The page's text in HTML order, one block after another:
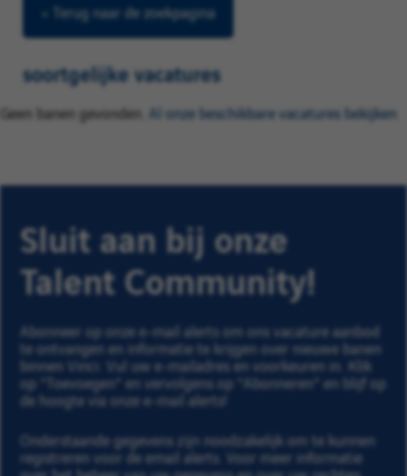
< Terug naar de zoekpagina
soortgelijke vacatures
Geen banen gevonden. Al onze beschikbare vacatures bekijken
Sluit aan bij onze
Talent Community!
Abonneer op onze e-mail alerts om ons vacature aanbod
te ontvangen en informatie te krijgen over nieuwe banen
binnen Vinci. Vul uw e-mailadres en voorkeuren in. Klik
op "Toevoegen" en vervolgens op "Abonneren" en blijf op
de hoogte via onze e-mail alerts!
Onderstaande gegevens zijn noodzakelijk om te kunnen
registreren voor de email alerts. Voor meer informatie